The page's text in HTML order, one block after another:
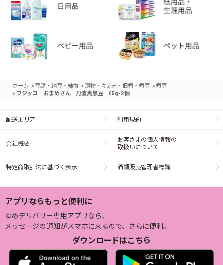
ホーム >豆腐・納豆・練物 >漬物・キムチ・佃煮・煮豆 >煮豆
> フジッコ おまめさん 丹波黒黒豆 65g×2個
配送エリア 利用規約
会社概要
お客さまの個人情報の
取扱いについて
特定商取引法に基づく表示 酒類販売管理者標識
アプリならもっと便利に
ゆめデリバリー専用アプリなら、
メッセージの通知がスマホに来るので、さらに便利。
ダウンロードはこちら